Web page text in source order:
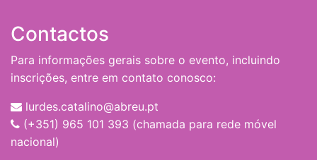
Contactos
Para informações gerais sobre o evento, incluindo
inscrições, entre em contato conosco:
lurdes.catalino@abreu.pt
(+351) 965 101 393 (chamada para rede móvel
nacional)